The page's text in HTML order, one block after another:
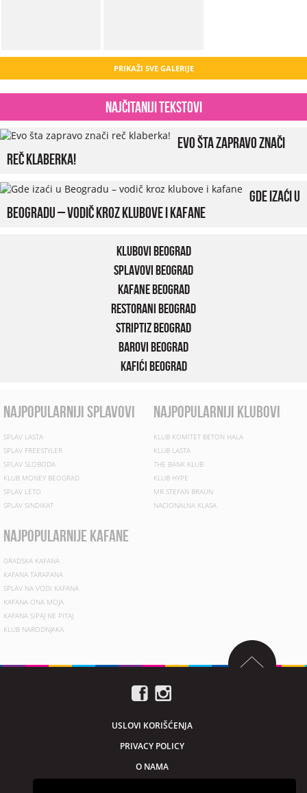
PRIKAŽI SVE GALERIJE
Najčitaniji tekstovi
Evo šta zapravo znači
reč klaberka!
Gde izaći u
Beogradu – vodič kroz klubove i kafane
Klubovi Beograd
Splavovi Beograd
Kafane Beograd
Restorani Beograd
Striptiz Beograd
Barovi Beograd
Kafići Beograd
najpopularniji splavovi
SPLAV LASTA
SPLAV FREESTYLER
SPLAV SLOBODA
KLUB MONEY BEOGRAD
SPLAV LETO
SPLAV SINDIKAT
najpopularniji klubovi
KLUB KOMITET BETON HALA
KLUB LASTA
THE BANK KLUB
KLUB HYPE
MR STEFAN BRAUN
NACIONALNA KLASA
najpopularnije kafane
GRADSKA KAFANA
KAFANA TARAPANA
SPLAV NA VODI KAFANA
KAFANA ONA MOJA
KAFANA SIPAJ NE PITAJ
KLUB NARODNJAKA
USLOVI KORIŠĆENJA
PRIVACY POLICY
O NAMA